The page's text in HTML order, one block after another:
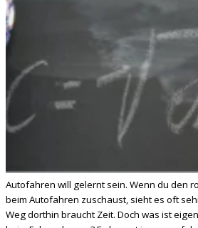
Autofahren will gelernt sein. Wenn du den
beim Autofahren zuschaust, sieht es oft
Weg dorthin braucht Zeit. Doch was ist